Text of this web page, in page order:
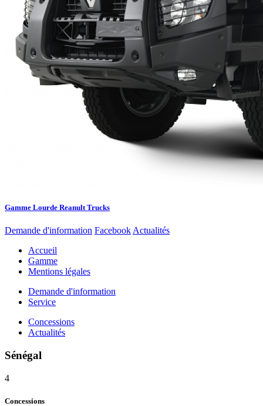
Gamme Lourde Reanult Trucks
Demande d'information Facebook Actualités
Accueil
Gamme
Mentions légales
Demande d'information
Service
Concessions
Actualités
Sénégal
4
Concessions